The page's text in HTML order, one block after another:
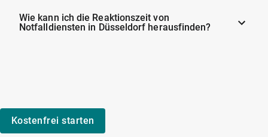
Wie kann ich die Reaktionszeit von
Notfalldiensten in Düsseldorf herausfinden?
Kostenfrei starten